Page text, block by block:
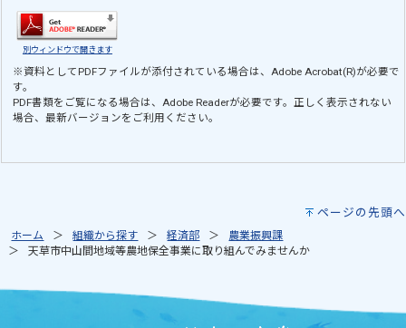
別ウィンドウで開きます
※資料としてPDFファイルが添付されている場合は、Adobe Acrobat(R)が必要で
す。
PDF書類をご覧になる場合は、Adobe Readerが必要です。正しく表示されない
場合、最新バージョンをご利用ください。
ページの先頭へ
ホーム 組織から探す 経済部
農業振興課
天草市中山間地域等農地保全事業に取り組んでみませんか